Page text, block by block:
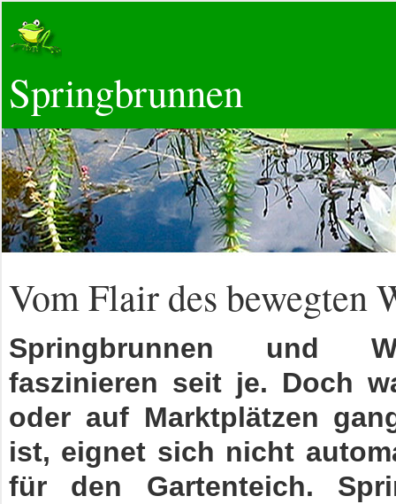
Springbrunnen
Vom Flair des bewegten
Springbrunnen und
faszinieren seit je. Doch
oder auf Marktplätzen
ist, eignet sich nicht
für den Gartenteich.